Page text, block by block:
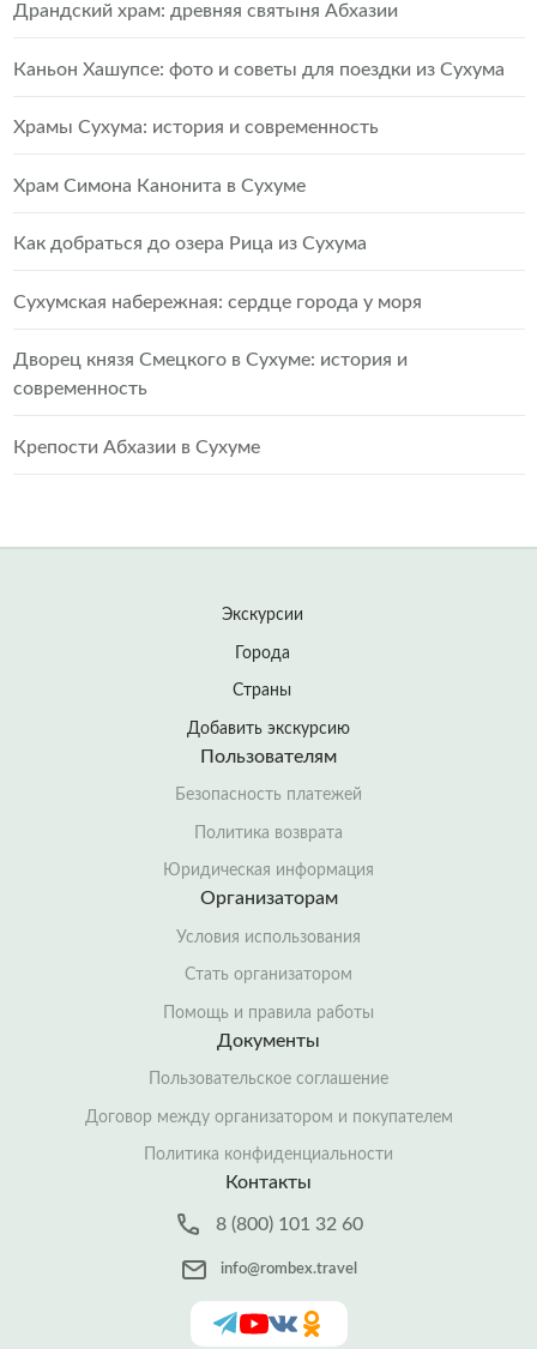
Драндский храм: древняя святыня Абхазии
Каньон Хашупсе: фото и советы для поездки из Сухума
Храмы Сухума: история и современность
Храм Симона Канонита в Сухуме
Как добраться до озера Рица из Сухума
Сухумская набережная: сердце города у моря
Дворец князя Смецкого в Сухуме: история и
современность
Крепости Абхазии в Сухуме
Экскурсии
Города
Страны
Добавить экскурсию
Пользователям
Безопасность платежей
Политика возврата
Юридическая информация
Организаторам
Условия использования
Стать организатором
Помощь и правила работы
Документы
Пользовательское соглашение
Договор между организатором и покупателем
Политика конфиденциальности
Контакты
8 (800) 101 32 60
info@rombex.travel